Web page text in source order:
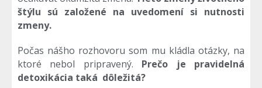
štýlu sú založené na uvedomení si nutnosti
zmeny.
Počas nášho rozhovoru som mu kládla otázky, na
ktoré nebol pripravený. Prečo je pravidelná
detoxikácia taká dôležitá?